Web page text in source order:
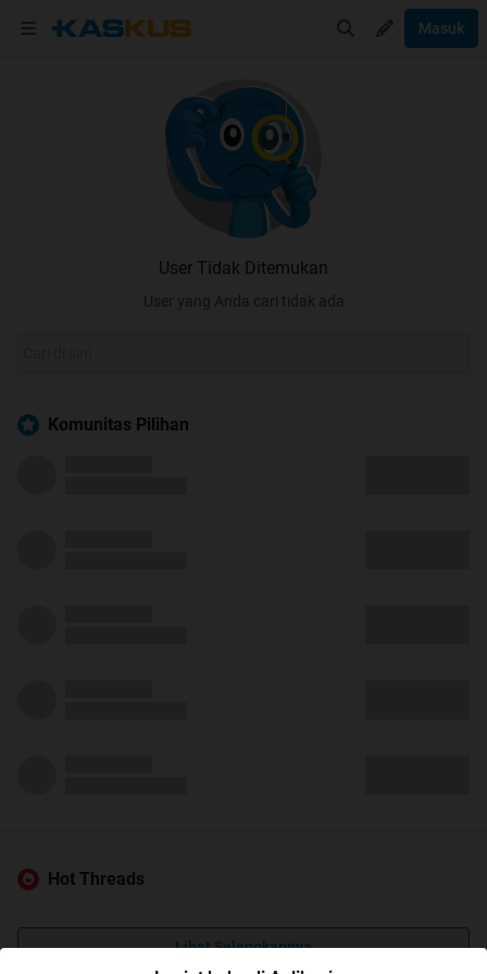
Masuk
User Tidak Ditemukan
User yang Anda cari tidak ada
Komunitas Pilihan
Hot Threads
Lihat Selengkapnya